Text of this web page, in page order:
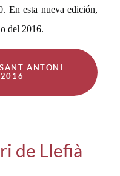
En esta nueva edición,
del 2016.
ANTONI
2016
de Llefià